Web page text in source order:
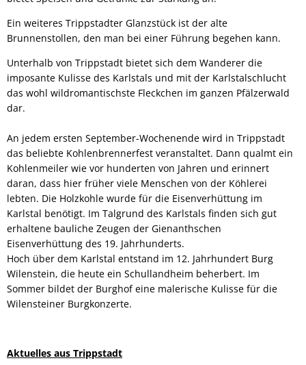
Ein weiteres Trippstadter Glanzstück ist der alte
Brunnenstollen, den man bei einer Führung begehen kann.
Unterhalb von Trippstadt bietet sich dem Wanderer die
imposante Kulisse des Karlstals und mit der Karlstalschlucht
das wohl wildromantischste Fleckchen im ganzen Pfälzerwald
dar.
An jedem ersten September-Wochenende wird in Trippstadt
das beliebte Kohlenbrennerfest veranstaltet. Dann qualmt ein
Kohlenmeiler wie vor hunderten von Jahren und erinnert
daran, dass hier früher viele Menschen von der Köhlerei
lebten. Die Holzkohle wurde für die Eisenverhüttung im
Karlstal benötigt. Im Talgrund des Karlstals finden sich gut
erhaltene bauliche Zeugen der Gienanthschen
Eisenverhüttung des 19. Jahrhunderts.
Hoch über dem Karlstal entstand im 12. Jahrhundert Burg
Wilenstein, die heute ein Schullandheim beherbert. Im
Sommer bildet der Burghof eine malerische Kulisse für die
Wilensteiner Burgkonzerte.
Aktuelles aus Trippstadt